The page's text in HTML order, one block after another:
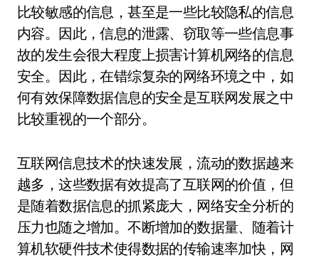
比较敏感的信息，甚至是一些比较隐私的信息
内容。因此，信息的泄露、窃取等一些信息事
故的发生会很大程度上损害计算机网络的信息
安全。因此，在错综复杂的网络环境之中，如
何有效保障数据信息的安全是互联网发展之中
比较重视的一个部分。
互联网信息技术的快速发展，流动的数据越来
越多，这些数据有效提高了互联网的价值，但
是随着数据信息的抓紧庞大，网络安全分析的
压力也随之增加。不断增加的数据量、随着计
算机软硬件技术使得数据的传输速率加快，网